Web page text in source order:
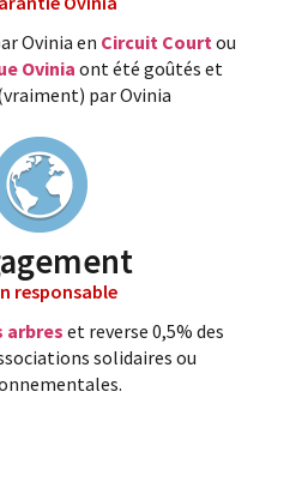
Ovinia en Circuit Court ou
Ovinia ont été goûtés et
par Ovinia
responsable
arbres et reverse 0,5% des
solidaires ou